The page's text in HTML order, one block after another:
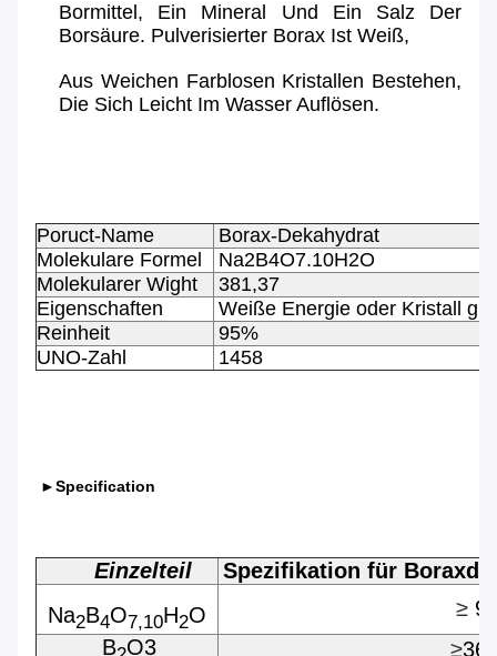
Bormittel, Ein Mineral Und Ein Salz Der
Borsäure. Pulverisierter Borax Ist Weiß,
Aus Weichen Farblosen Kristallen Bestehen,
Die Sich Leicht Im Wasser Auflösen.
Poruct-Name
Borax-Dekahydrat
Molekulare Formel
Na2B4O7.10H2O
Molekularer Wight
381,37
Eigenschaften
Weiße Energie oder Kristall
Reinheit
95%
UNO-Zahl
1458
►Specification
Einzelteil
Spezifikation für
Na2B4O7,10H2O ≥
B O3 ≥